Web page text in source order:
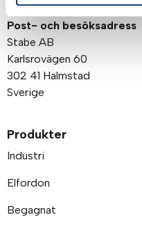
Om företaget
Post- och besöksadress
Stabe AB
Karlsrovägen 60
302 41 Halmstad
Sverige
Produkter
Industri
Elfordon
Begagnat